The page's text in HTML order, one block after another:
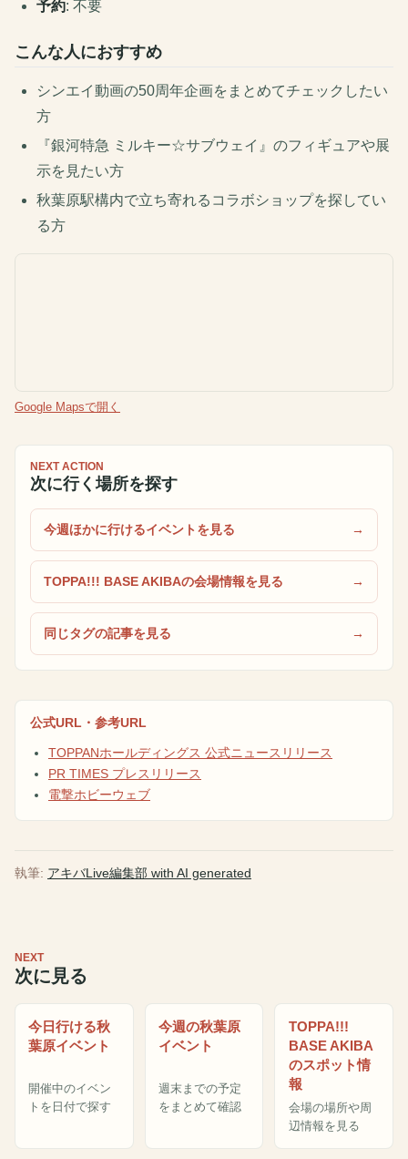
予約: 不要
こんな人におすすめ
シンエイ動画の50周年企画をまとめてチェックしたい
方
『銀河特急 ミルキー☆サブウェイ』のフィギュアや展
示を見たい方
秋葉原駅構内で立ち寄れるコラボショップを探してい
る方
Google Mapsで開く
NEXT ACTION
次に行く場所を探す
今週ほかに行けるイベントを見る
TOPPA!!! BASE AKIBAの会場情報を見る
同じタグの記事を見る
公式URL・参考URL
TOPPANホールディングス 公式ニュースリリース
PR TIMES プレスリリース
電撃ホビーウェブ
執筆: アキバLive編集部 with AI generated
NEXT
次に見る
今日行ける秋
葉原イベント
開催中のイベン
トを日付で探す
今週の秋葉原
イベント
週末までの予定
をまとめて確認
TOPPA!!!
BASE AKIBA
のスポット情
報
会場の場所や周
辺情報を見る